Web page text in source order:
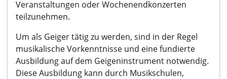
Veranstaltungen oder Wochenendkonzerten
teilzunehmen.
Um als Geiger tätig zu werden, sind in der Regel
musikalische Vorkenntnisse und eine fundierte
Ausbildung auf dem Geigeninstrument notwendig.
Diese Ausbildung kann durch Musikschulen,